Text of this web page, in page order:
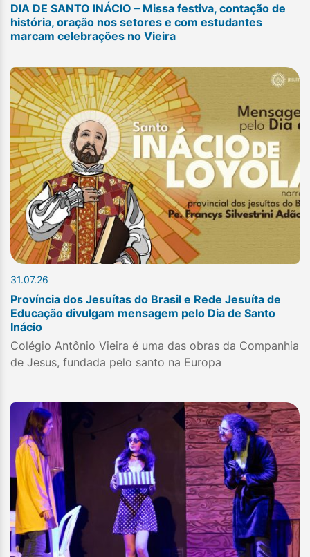
DIA DE SANTO INÁCIO – Missa festiva, contação de
história, oração nos setores e com estudantes
marcam celebrações no Vieira
31.07.26
Província dos Jesuítas do Brasil e Rede Jesuíta de
Educação divulgam mensagem pelo Dia de Santo
Inácio
Colégio Antônio Vieira é uma das obras da Companhia
de Jesus, fundada pelo santo na Europa